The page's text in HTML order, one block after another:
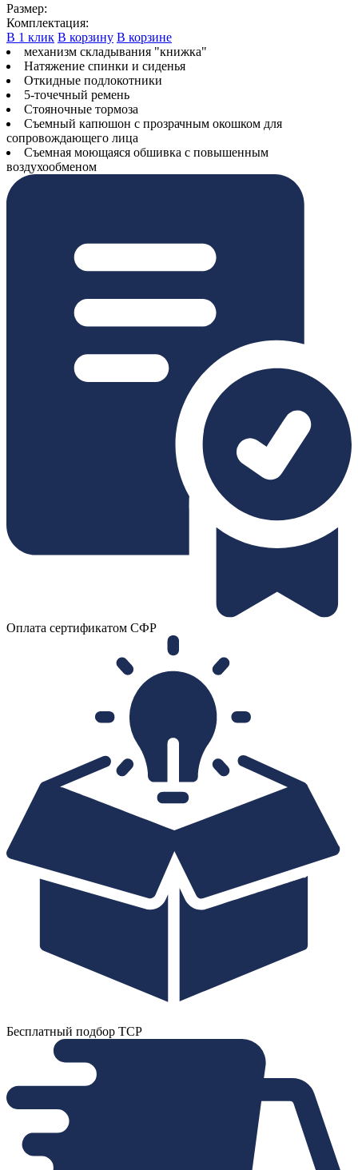
Размер:
Комплектация:
В 1 клик В корзину В корзине
механизм складывания "книжка"
Натяжение спинки и сиденья
Откидные подлокотники
5-точечный ремень
Стояночные тормоза
Съемный капюшон с прозрачным окошком для
сопровождающего лица
Съемная моющаяся обшивка с повышенным
воздухообменом
Оплата сертификатом СФР
Бесплатный подбор ТСР